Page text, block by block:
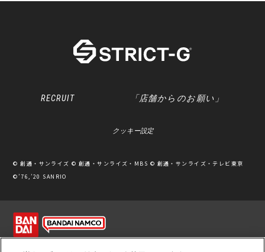
RECRUIT 「店舗からのお願い」
クッキー設定
© 創通・サンライズ © 創通・サンライズ・MBS © 創通・サンライズ・テレビ東京
©’76,’20 SANRIO